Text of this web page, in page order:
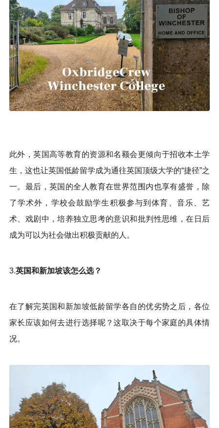
此外，英国高等教育的资源和名额会更倾向于招收本土学
生，这也让英国低龄留学成为通往英国顶级大学的“捷径”之
一。最后，英国的全人教育在世界范围内也享有盛誉，除
了学术外，学校会鼓励学生积极参与到体育、音乐、艺
术、戏剧中，培养独立思考的意识和批判性思维，在日后
成为可以为社会做出积极贡献的人。
3.英国和新加坡该怎么选？
在了解完英国和新加坡低龄留学各自的优劣势之后，各位
家长应该如何去进行选择呢？这取决于每个家庭的具体情
况。